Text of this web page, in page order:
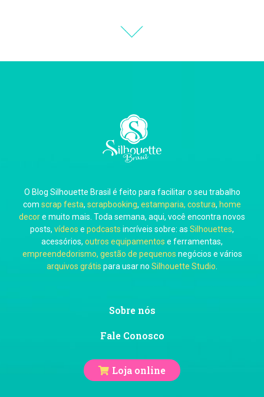
Thiara Ney
Carla Eschberger
Carol Pessoa
Ju Mirthes
O Blog Silhouette Brasil é feito para facilitar o seu trabalho
com scrap festa, scrapbooking, estamparia, costura, home
decore muito mais. Toda semana, aqui, você encontra novos
posts, vídeos e podcasts incríveis sobre: as Silhouettes,
acessórios, outros equipamentos e ferramentas,
empreendedorismo, gestão de pequenos negócios e vários
arquivos grátis para usar no Silhouette Studio
Sobre nós
Fale Conosco
Loja online